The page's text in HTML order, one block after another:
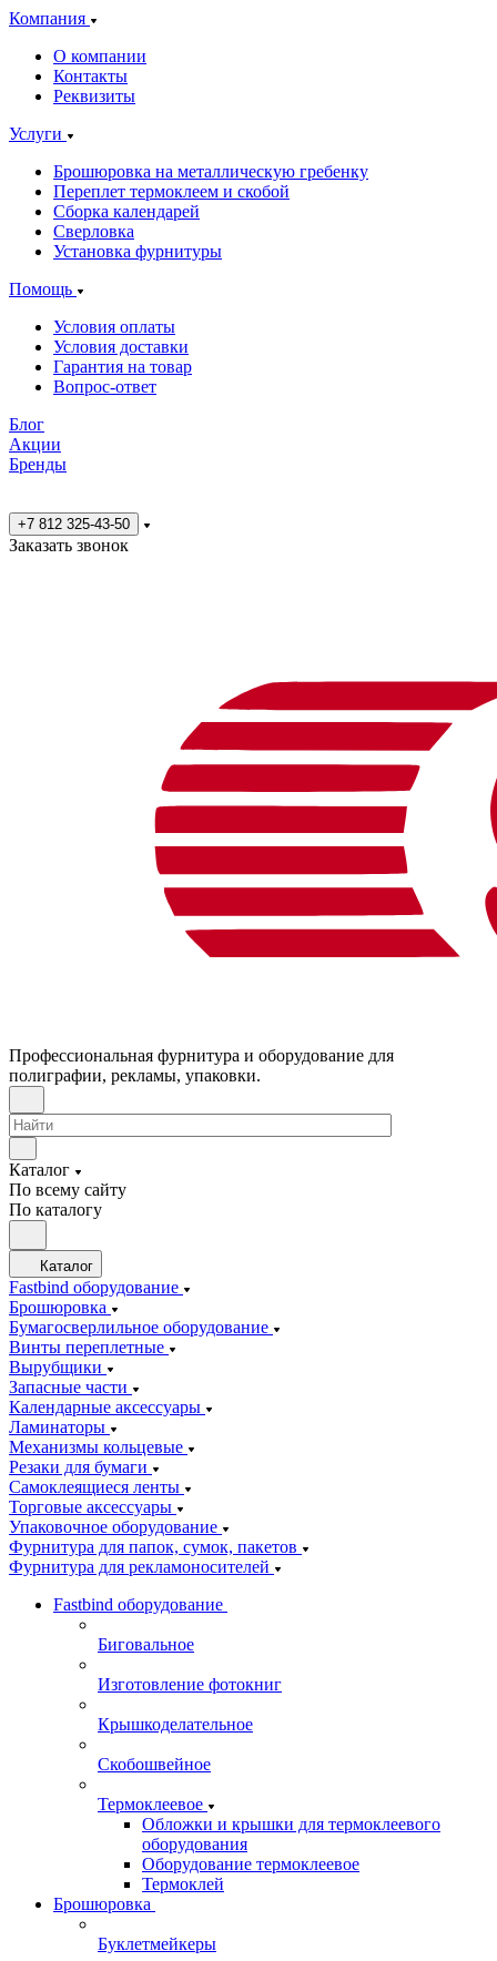
Компания
О компании
Контакты
Реквизиты
Услуги
Брошюровка на металлическую гребенку
Переплет термоклеем и скобой
Сборка календарей
Сверловка
Установка фурнитуры
Помощь
Условия оплаты
Условия доставки
Гарантия на товар
Вопрос-ответ
Блог
Акции
Бренды
+7 812 325-43-50
Заказать звонок
Профессиональная фурнитура и оборудование для
полиграфии, рекламы, упаковки.
Каталог
По всему сайту
По каталогу
Каталог
Fastbind оборудование
Брошюровка
Бумагосверлильное оборудование
Винты переплетные
Вырубщики
Запасные части
Календарные аксессуары
Ламинаторы
Механизмы кольцевые
Резаки для бумаги
Самоклеящиеся ленты
Торговые аксессуары
Упаковочное оборудование
Фурнитура для папок, сумок, пакетов
Фурнитура для рекламоносителей
Fastbind оборудование
Биговальное
Изготовление фотокниг
Крышкоделательное
Скобошвейное
Термоклеевое
Обложки и крышки для термоклеевого
оборудования
Оборудование термоклеевое
Термоклей
Брошюровка
Буклетмейкеры